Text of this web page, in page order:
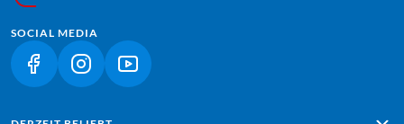
SOCIAL MEDIA
(LINK ÖFFNET IN NEUEM TAB)
(LINK ÖFFNET IN NEUEM TAB)
(LINK ÖFFNET IN NEUEM TAB)